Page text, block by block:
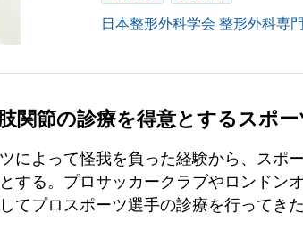
日本整形外科学会 整形外科専
関節の診療を得意とするスポ
によって怪我を負った経験から、スポ
する。プロサッカークラブやロンドン
てプロスポーツ選手の診療を行ってき